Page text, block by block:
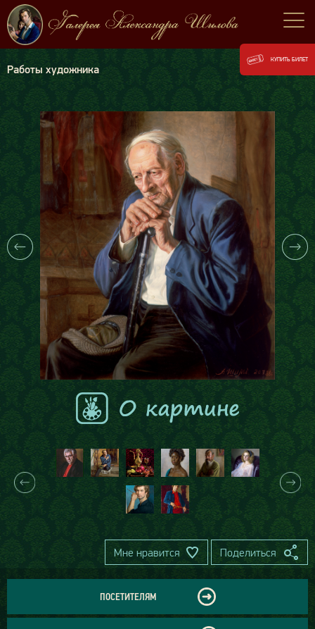
Работы художника
Мне нравится Поделиться
ПОСЕТИТЕЛЯМ
КУПИТЬ БИЛЕТ